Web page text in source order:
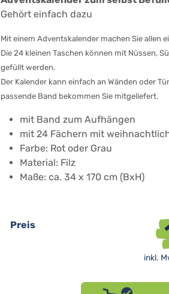
Gehört einfach dazu
Mit einem Adventskalender machen Sie allen
Die 24 kleinen Taschen können mit Nüssen,
gefüllt werden.
Der Kalender kann einfach an Wänden oder
passende Band bekommen Sie mitgeliefert.
mit Band zum Aufhängen
mit 24 Fächern mit
Farbe: Rot oder Grau
Material: Filz
Maße: ca. 34 x 170 cm (BxH)
Preis
inkl.